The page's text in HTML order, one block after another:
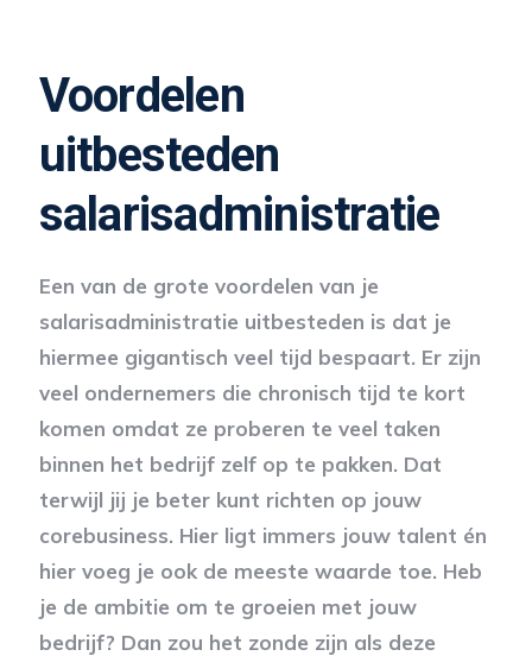
Voordelen
uitbesteden
salarisadministratie
Een van de grote voordelen van je
salarisadministratie uitbesteden is dat je
hiermee gigantisch veel tijd bespaart. Er zijn
veel ondernemers die chronisch tijd te kort
komen omdat ze proberen te veel taken
binnen het bedrijf zelf op te pakken. Dat
terwijl jij je beter kunt richten op jouw
corebusiness. Hier ligt immers jouw talent én
hier voeg je ook de meeste waarde toe. Heb
je de ambitie om te groeien met jouw
bedrijf? Dan zou het zonde zijn als deze